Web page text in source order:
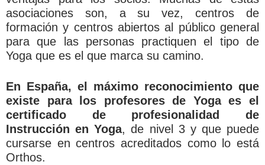
asociaciones son, a su vez, centros de
formación y centros abiertos al público general
para que las personas practiquen el tipo de
Yoga que es el que marca su camino.
En España, el máximo reconocimiento que
existe para los profesores de Yoga es el
certificado de profesionalidad de
Instrucción en Yoga, de nivel 3 y que puede
cursarse en centros acreditados como lo está
Orthos.